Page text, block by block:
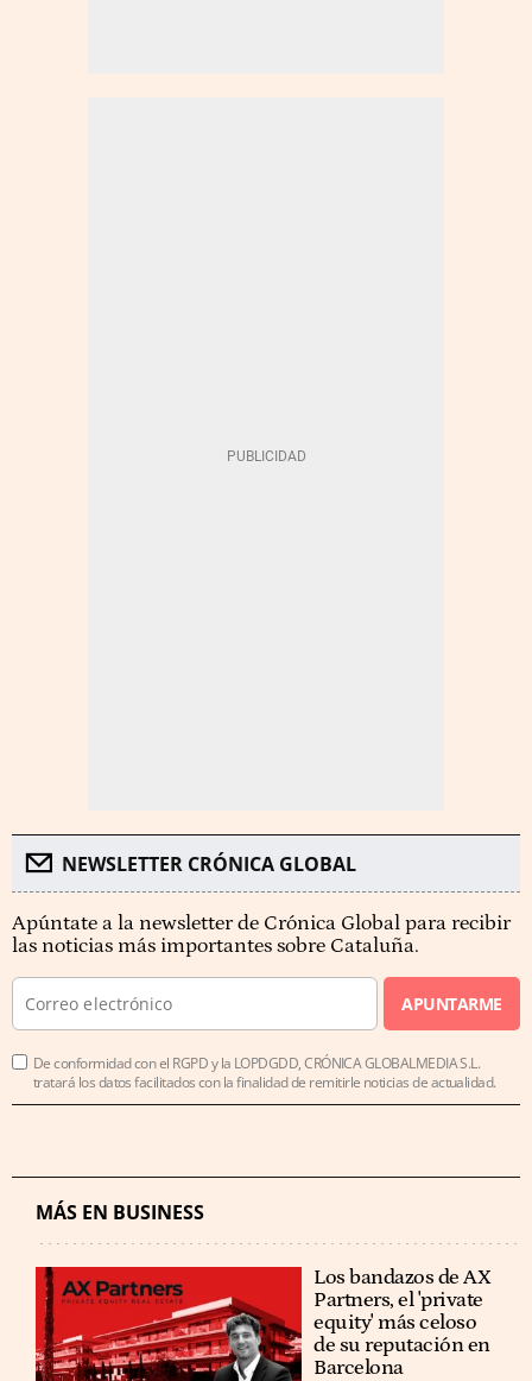
NEWSLETTER CRÓNICA GLOBAL
Apúntate a la newsletter de Crónica Global para recibir
las noticias más importantes sobre Cataluña.
APUNTARME
De conformidad con el RGPD y la LOPDGDD, CRÓNICA GLOBALMEDIA S.L.
tratará los datos facilitados con la finalidad de remitirle noticias de actualidad.
MÁS EN BUSINESS
Los bandazos de AX
Partners, el 'private
equity' más celoso
de su reputación en
Barcelona